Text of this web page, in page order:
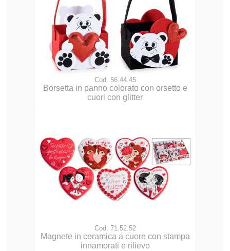
Cod. 56.44.45
Borsetta in panno colorato con orsetto e
cuori con glitter
Cod. 71.52.52
Magnete in ceramica a cuore con stampa
innamorati e rilievo